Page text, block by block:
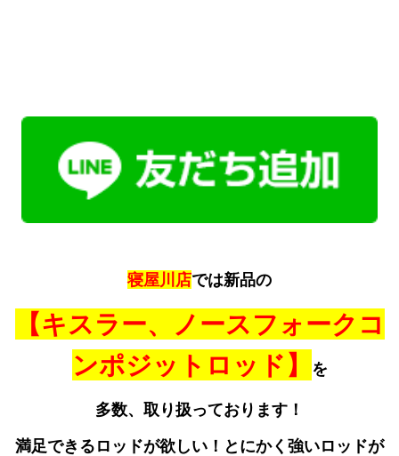
寝屋川店では新品の
【キスラー、ノースフォークコ
ンポジットロッド】
を
多数、取り扱っております！
満足できるロッドが欲しい！とにかく強いロッドが